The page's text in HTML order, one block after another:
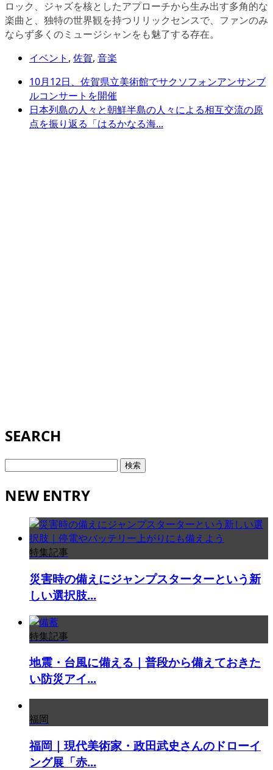
ロック、ジャズを核としたアプローチから生み出す多角的な
楽曲と、独特の世界観を持つリリックセンスで、ファンのみ
ならず多くのミュージシャンをも魅了する存在。
イベント , 佐賀, 音楽
10月12日、佐賀県立美術館でサクソフォンアンサンブ
ルコンサートを開催
日本列島の人々と朝鮮半島の人々による相互交流の原
点を振り返る「はるかなる海...
SEARCH
検
NEW ENTRY
特集記事
災害時の備えにジャンプスターターという新
しい選択肢...
特集記事
地震・台風に備える｜普段から備えておきた
い防災アイ...
福岡
福岡｜現代美術家・政田武史さんのドローイ
ング展「赤...